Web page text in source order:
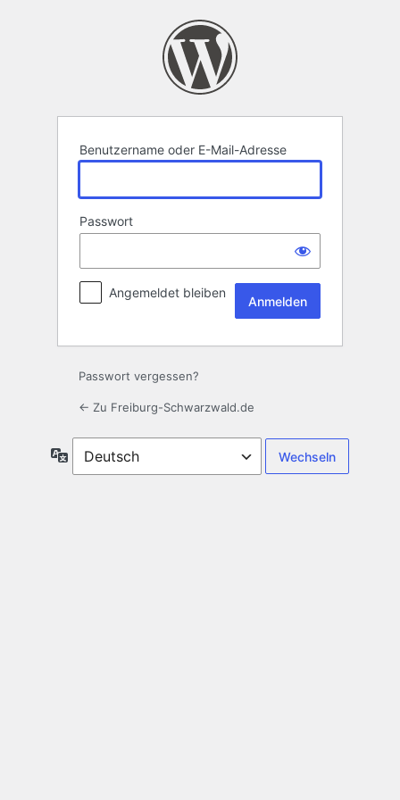
Benutzername oder E-Mail-Adresse
Passwort
Angemeldet bleiben
Passwort vergessen?
← Zu Freiburg-Schwarzwald.de
Sprache